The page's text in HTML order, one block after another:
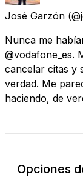
José Garzón
Nunca me
@vodafone_es.
cancelar citas y
verdad. Me
haciendo, de
Opciones